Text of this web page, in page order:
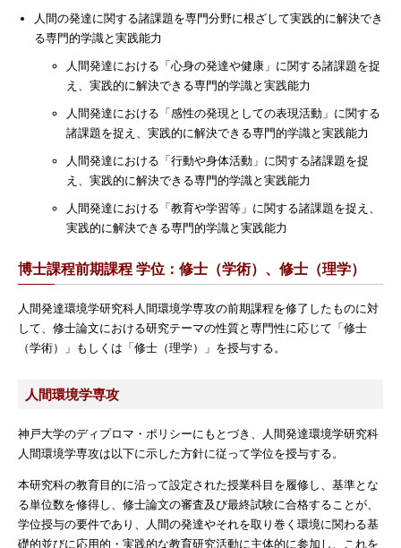
人間の発達に関する諸課題を専門分野に根ざして実践的に解決でき
る専門的学識と実践能力
人間発達における「心身の発達や健康」に関する諸課題を捉
え、実践的に解決できる専門的学識と実践能力
人間発達における「感性の発現としての表現活動」に関する
諸課題を捉え、実践的に解決できる専門的学識と実践能力
人間発達における「行動や身体活動」に関する諸課題を捉
え、実践的に解決できる専門的学識と実践能力
人間発達における「教育や学習等」に関する諸課題を捉え、
実践的に解決できる専門的学識と実践能力
博士課程前期課程 学位：修士（学術）、修士（理学）
人間発達環境学研究科人間環境学専攻の前期課程を修了したものに対
して、修士論文における研究テーマの性質と専門性に応じて「修士
（学術）」もしくは「修士（理学）」を授与する。
人間環境学専攻
神戸大学のディプロマ・ポリシーにもとづき、人間発達環境学研究科
人間環境学専攻は以下に示した方針に従って学位を授与する。
本研究科の教育目的に沿って設定された授業科目を履修し、基準とな
る単位数を修得し、修士論文の審査及び最終試験に合格することが、
学位授与の要件であり、人間の発達やそれを取り巻く環境に関わる基
礎的並びに応用的・実践的な教育研究活動に主体的に参加し、これを